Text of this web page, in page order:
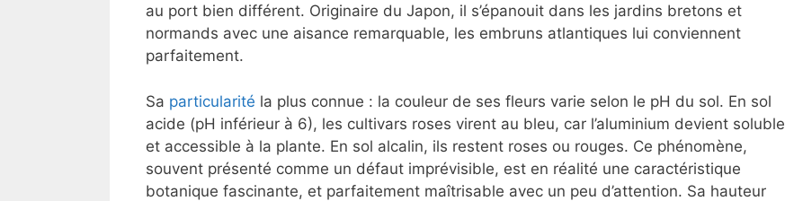
au port bien différent. Originaire du Japon, il s’épanouit dans les jardins bretons et
normands avec une aisance remarquable, les embruns atlantiques lui conviennent
parfaitement.
Sa particularité la plus connue : la couleur de ses fleurs varie selon le pH du sol. En sol
acide (pH inférieur à 6), les cultivars roses virent au bleu, car l’aluminium devient soluble
et accessible à la plante. En sol alcalin, ils restent roses ou rouges. Ce phénomène,
souvent présenté comme un défaut imprévisible, est en réalité une caractéristique
botanique fascinante, et parfaitement maîtrisable avec un peu d’attention. Sa hauteur